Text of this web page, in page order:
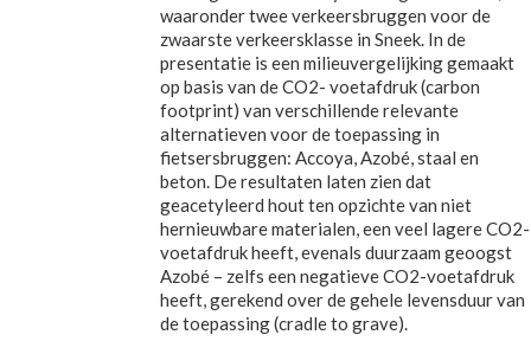
waaronder twee verkeersbruggen voor de
zwaarste verkeersklasse in Sneek. In de
presentatie is een milieuvergelijking gemaakt
op basis van de CO2- voetafdruk (carbon
footprint) van verschillende relevante
alternatieven voor de toepassing in
fietsersbruggen: Accoya, Azobé, staal en
beton. De resultaten laten zien dat
geacetyleerd hout ten opzichte van niet
hernieuwbare materialen, een veel lagere CO2-
voetafdruk heeft, evenals duurzaam geoogst
Azobé – zelfs een negatieve CO2-voetafdruk
heeft, gerekend over de gehele levensduur van
de toepassing (cradle to grave).